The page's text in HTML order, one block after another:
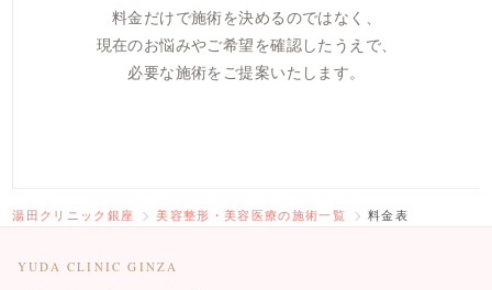
料金だけで施術を決めるのではなく、
現在のお悩みやご希望を確認したうえで、
必要な施術をご提案いたします。
湯田クリニック銀座 美容整形・美容医療の施術一覧 料金表
YUDA CLINIC GINZA